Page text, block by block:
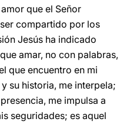
que el Señor
compartido por los
Jesús ha indicado
amar, no con palabras,
que encuentro en mi
su historia, me interpela;
me impulsa a
seguridades; es aquel